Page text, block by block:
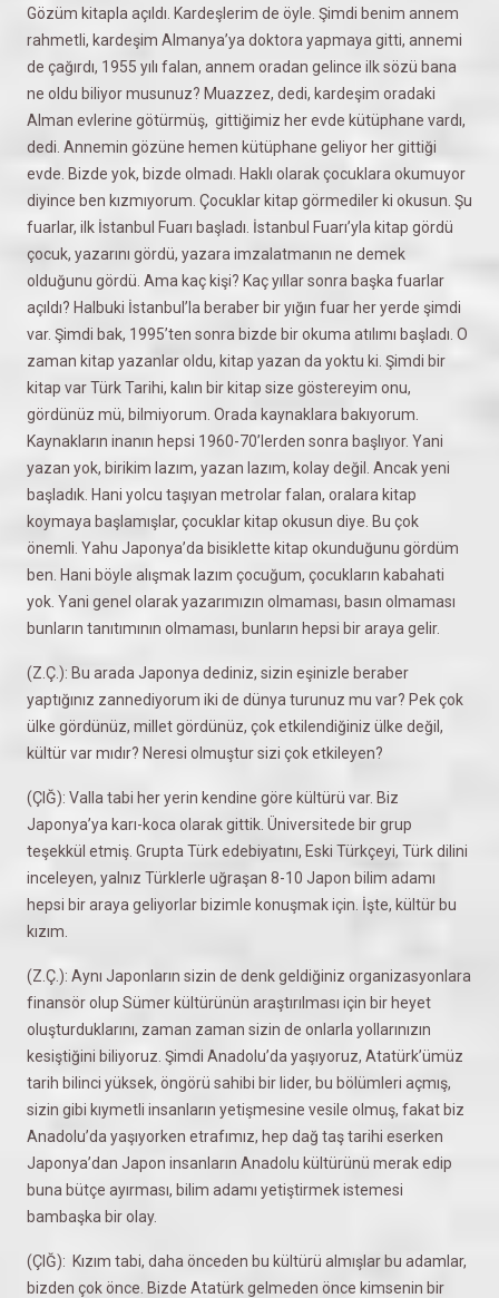
Gözüm kitapla açıldı. Kardeşlerim de öyle. Şimdi benim annem
rahmetli, kardeşim Almanya’ya doktora yapmaya gitti, annemi
de çağırdı, 1955 yılı falan, annem oradan gelince ilk sözü bana
ne oldu biliyor musunuz? Muazzez, dedi, kardeşim oradaki
Alman evlerine götürmüş, gittiğimiz her evde kütüphane vardı,
dedi. Annemin gözüne hemen kütüphane geliyor her gittiği
evde. Bizde yok, bizde olmadı. Haklı olarak çocuklara okumuyor
diyince ben kızmıyorum. Çocuklar kitap görmediler ki okusun. Şu
fuarlar, ilk İstanbul Fuarı başladı. İstanbul Fuarı’yla kitap gördü
çocuk, yazarını gördü, yazara imzalatmanın ne demek
olduğunu gördü. Ama kaç kişi? Kaç yıllar sonra başka fuarlar
açıldı? Halbuki İstanbul’la beraber bir yığın fuar her yerde şimdi
var. Şimdi bak, 1995’ten sonra bizde bir okuma atılımı başladı. O
zaman kitap yazanlar oldu, kitap yazan da yoktu ki. Şimdi bir
kitap var Türk Tarihi, kalın bir kitap size göstereyim onu,
gördünüz mü, bilmiyorum. Orada kaynaklara bakıyorum.
Kaynakların inanın hepsi 1960-70’lerden sonra başlıyor. Yani
yazan yok, birikim lazım, yazan lazım, kolay değil. Ancak yeni
başladık. Hani yolcu taşıyan metrolar falan, oralara kitap
koymaya başlamışlar, çocuklar kitap okusun diye. Bu çok
önemli. Yahu Japonya’da bisiklette kitap okunduğunu gördüm
ben. Hani böyle alışmak lazım çocuğum, çocukların kabahati
yok. Yani genel olarak yazarımızın olmaması, basın olmaması
bunların tanıtımının olmaması, bunların hepsi bir araya gelir.
(Z.Ç.): Bu arada Japonya dediniz, sizin eşinizle beraber
yaptığınız zannediyorum iki de dünya turunuz mu var? Pek çok
ülke gördünüz, millet gördünüz, çok etkilendiğiniz ülke değil,
kültür var mıdır? Neresi olmuştur sizi çok etkileyen?
(ÇIĞ): Valla tabi her yerin kendine göre kültürü var. Biz
Japonya’ya karı-koca olarak gittik. Üniversitede bir grup
teşekkül etmiş. Grupta Türk edebiyatını, Eski Türkçeyi, Türk dilini
inceleyen, yalnız Türklerle uğraşan 8-10 Japon bilim adamı
hepsi bir araya geliyorlar bizimle konuşmak için. İşte, kültür bu
kızım.
(Z.Ç.): Aynı Japonların sizin de denk geldiğiniz organizasyonlara
finansör olup Sümer kültürünün araştırılması için bir heyet
oluşturduklarını, zaman zaman sizin de onlarla yollarınızın
kesiştiğini biliyoruz. Şimdi Anadolu’da yaşıyoruz, Atatürk’ümüz
tarih bilinci yüksek, öngörü sahibi bir lider, bu bölümleri açmış,
sizin gibi kıymetli insanların yetişmesine vesile olmuş, fakat biz
Anadolu’da yaşıyorken etrafımız, hep dağ taş tarihi eserken
Japonya’dan Japon insanların Anadolu kültürünü merak edip
buna bütçe ayırması, bilim adamı yetiştirmek istemesi
bambaşka bir olay.
(ÇIĞ): Kızım tabi, daha önceden bu kültürü almışlar bu adamlar,
bizden çok önce. Bizde Atatürk gelmeden önce kimsenin bir